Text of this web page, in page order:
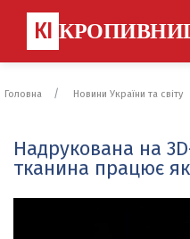
КІ
Головна Новини України та світу
Надрукована на
тканина працює